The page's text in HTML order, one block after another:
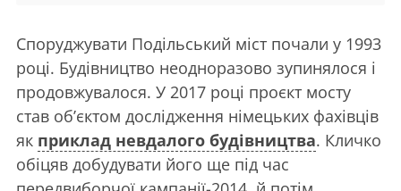
Споруджувати Подільський міст почали у 1993
році. Будівництво неодноразово зупинялося і
продовжувалося. У 2017 році проєкт мосту
став об’єктом дослідження німецьких фахівців
як приклад невдалого будівництва. Кличко
обіцяв добудувати його ще під час